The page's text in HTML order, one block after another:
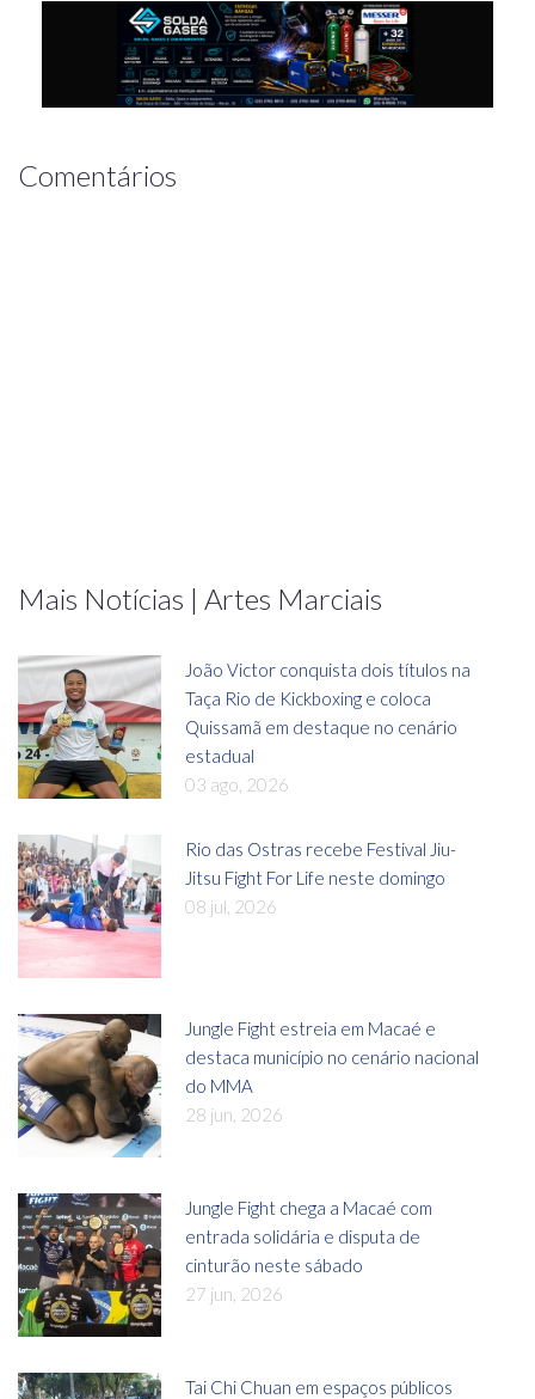
Comentários
Mais Notícias | Artes Marciais
João Victor conquista dois títulos na
Taça Rio de Kickboxing e coloca
Quissamã em destaque no cenário
estadual
03 ago, 2026
Rio das Ostras recebe Festival Jiu-
Jitsu Fight For Life neste domingo
08 jul, 2026
Jungle Fight estreia em Macaé e
destaca município no cenário nacional
do MMA
28 jun, 2026
Jungle Fight chega a Macaé com
entrada solidária e disputa de
cinturão neste sábado
27 jun, 2026
Tai Chi Chuan em espaços públicos